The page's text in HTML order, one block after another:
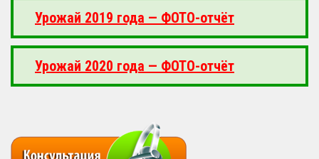
Урожай 2019 года — ФОТО-отчёт
Урожай 2020 года — ФОТО-отчёт